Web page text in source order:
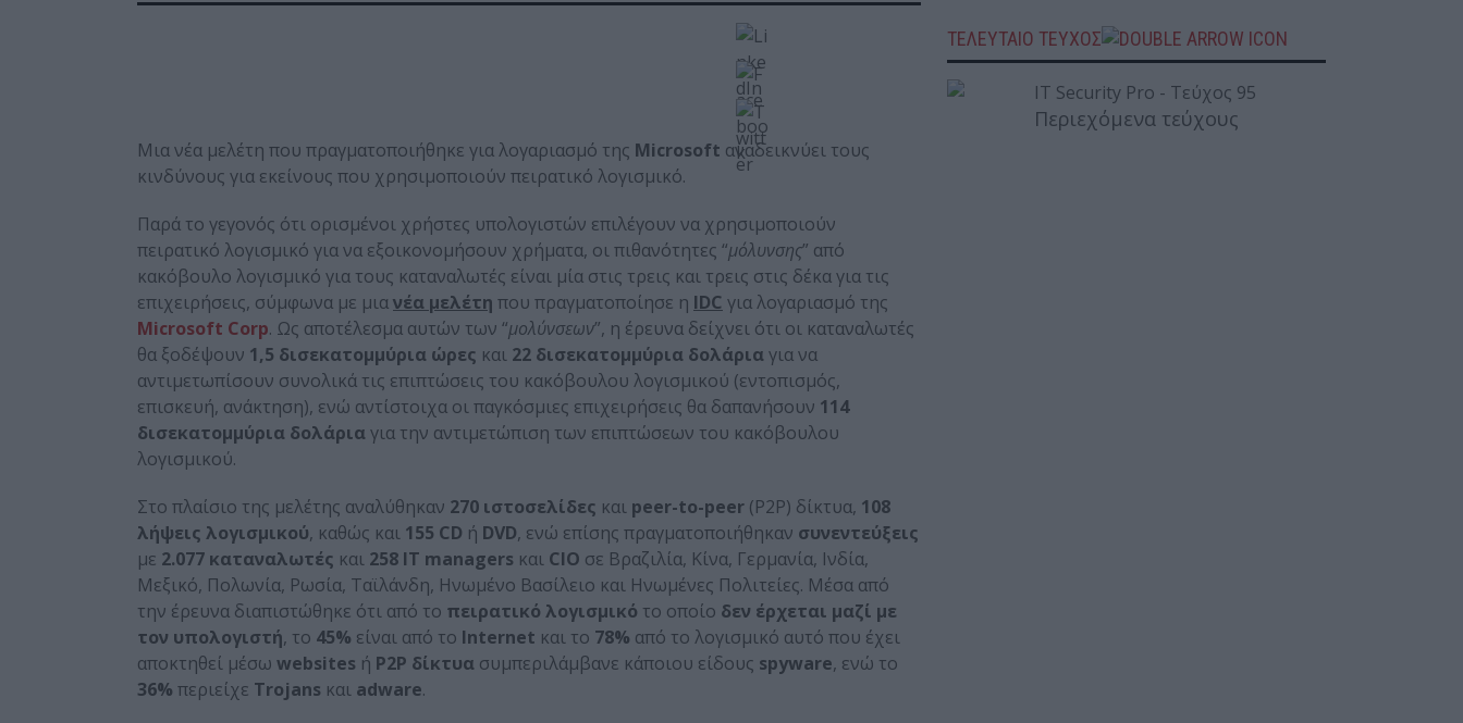
Μια νέα μελέτη που πραγματοποιήθηκε για λογαριασμό της Microsoft αναδεικνύει τους
κινδύνους για εκείνους που χρησιμοποιούν πειρατικό λογισμικό.
Παρά το γεγονός ότι ορισμένοι χρήστες υπολογιστών επιλέγουν να χρησιμοποιούν
πειρατικό λογισμικό για να εξοικονομήσουν χρήματα, οι πιθανότητες “μόλυνσης” από
κακόβουλο λογισμικό για τους καταναλωτές είναι μία στις τρεις και τρεις στις δέκα για τις
επιχειρήσεις, σύμφωνα με μιανέα μελέτη που πραγματοποίησε η IDC για λογαριασμό της
Microsoft Corp. Ως αποτέλεσμα αυτών των “μολύνσεων”, η έρευνα δείχνει ότι οι καταναλωτές
θα ξοδέψουν 1,5 δισεκατομμύρια ώρες και 22 δισεκατομμύρια δολάρια για να
αντιμετωπίσουν συνολικά τις επιπτώσεις του κακόβουλου λογισμικού (εντοπισμός,
επισκευή, ανάκτηση), ενώ αντίστοιχα οι παγκόσμιες επιχειρήσεις θα δαπανήσουν 114
δισεκατομμύρια δολάρια για την αντιμετώπιση των επιπτώσεων του κακόβουλου
λογισμικού.
Στο πλαίσιο της μελέτης αναλύθηκαν 270 ιστοσελίδες και peer-to-peer (P2P) δίκτυα, 108
λήψεις λογισμικού, καθώς και 155 CD ή DVD, ενώ επίσης πραγματοποιήθηκαν συνεντεύξεις
με 2.077 καταναλωτές και 258 IT managers και CIO σε Βραζιλία, Κίνα, Γερμανία, Ινδία,
Μεξικό, Πολωνία, Ρωσία, Ταϊλάνδη, Ηνωμένο Βασίλειο και Ηνωμένες Πολιτείες. Μέσα από
την έρευνα διαπιστώθηκε ότι από το πειρατικό λογισμικό το οποίο δεν έρχεται μαζί με
τον υπολογιστή, το 45% είναι από το Internet και το 78% από το λογισμικό αυτό που έχει
αποκτηθεί μέσω websites ή P2P δίκτυα συμπεριλάμβανε κάποιου είδους spyware, ενώ το
36% περιείχε Trojans και adware.
ΤΕΛΕΥΤΑΙΟ ΤΕΥΧΟΣ
Περιεχόμενα τεύχους